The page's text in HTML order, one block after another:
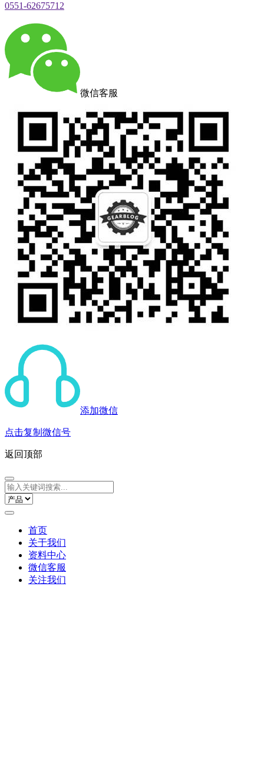
0551-62675712
微信客服
添加微信
点击复制微信号
返回顶部
首页
关于我们
资料中心
微信客服
关注我们